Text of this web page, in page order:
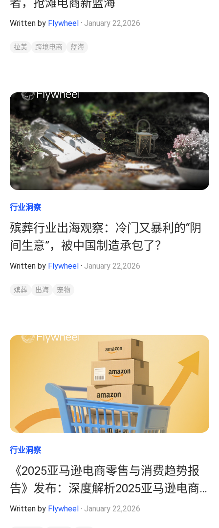
者，抢滩电商新蓝海
Written by Flywheel · January 22,2026
拉美 跨境电商 蓝海
行业洞察
殡葬行业出海观察：冷门又暴利的“阴
间生意”，被中国制造承包了？
Written by Flywheel · January 22,2026
殡葬 出海 宠物
行业洞察
《2025亚马逊电商零售与消费趋势报
告》发布：深度解析2025亚马逊电商
机会
Written by Flywheel · January 22,2026